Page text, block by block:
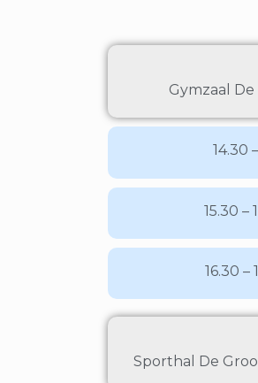
Gymzaal
14.30
15.30 –
16.30
Sporthal De